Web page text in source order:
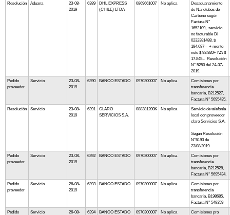
Resolución Aduana
23-08-
2019
6389
DHL EXPRESS
(CHILE) LTDA
0869661007 No aplica
Desaduanamiento
de Nanotubos de
Carbono según
Factura N°
1652109, servicio
no facturable DI
0232381488. $
184.687 - + monto
neto $ 93.920+ IVA $
17.845.- Resolución
N° 5250 del 24-07-
2019.
Pedido
proveedor
Servicio
23-08-
2019
6390 BANCO ESTADO 0970300007 No aplica
Comisiones por
transferencia
bancaria, B212527,
Factura N° 5695435.
Resolución Servicio
23-08-
2019
6391
CLARO
SERVICIOS S.A.
088381200K No aplica
Servicio de telefonía
local con proveedor
claro Servicios S.A.
Según Resolución
N°6193 de
23/08/2019
Pedido
proveedor
Servicio
23-08-
2019
6392 BANCO ESTADO 0970300007 No aplica
Comisiones por
transferencia
bancaria, B212528,
Factura N° 5695434.
Pedido
proveedor
Servicio
26-08-
2019
6393 BANCO ESTADO 0970300007 No aplica
Comisiones por
transferencia
bancaria, B198685,
Factura N° 548359
Pedido
Servicio
26-08-
6394 BANCO ESTADO 0970300007 No aplica
Comisiones pro